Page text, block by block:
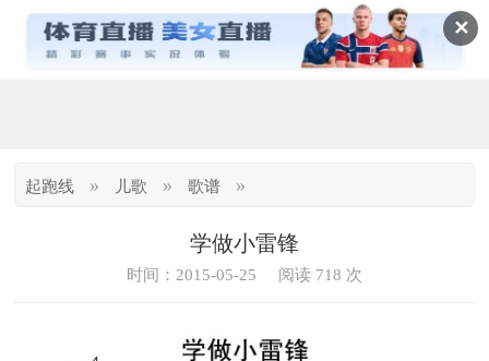
✕
起跑线 » 儿歌 » 歌谱 »
学做小雷锋
时间：2015-05-25 阅读 718 次